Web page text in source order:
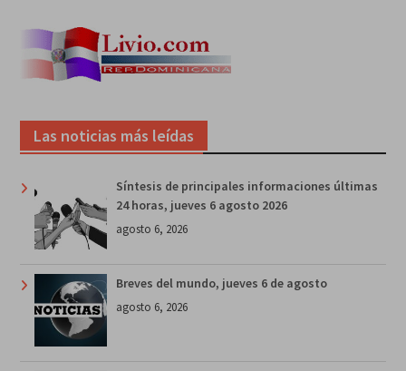
Las noticias más leídas
Síntesis de principales informaciones últimas
24 horas, jueves 6 agosto 2026
agosto 6, 2026
Breves del mundo, jueves 6 de agosto
agosto 6, 2026